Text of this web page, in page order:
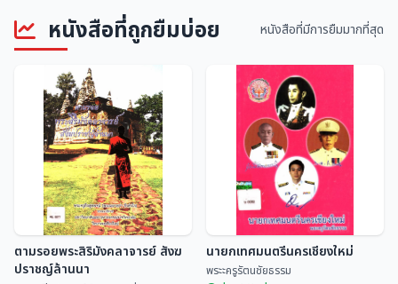
มหากาพย์ชนชาติไท "เต้าตามไต
เต้าทางไท" เล่ม 2
ชลธิรา สัตยาวัฒนา ,...
ของดีที่บ้านเรือน
หนังสือที่ถูกยืมบ่อย หนังสือที่มีการยืมมากที่สุด
ตามรอยพระสิริมังคลาจารย์ สังฆ
ปราชญ์ล้านนา
นายกเทศมนตรีนครเชียงใหม่
พระะครูรัตนชัยธรรม